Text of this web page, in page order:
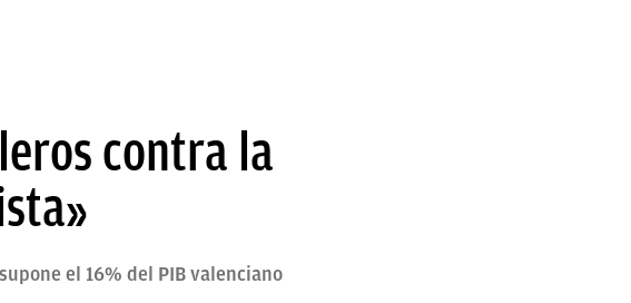
contra la
el 16% del PIB valenciano